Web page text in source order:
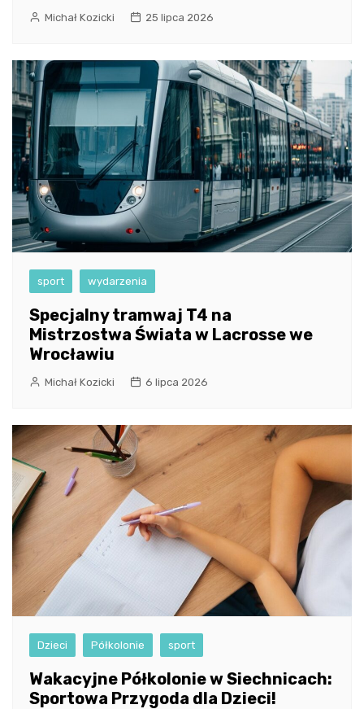
Michał Kozicki 25 lipca 2026
sport wydarzenia
Specjalny tramwaj T4 na
Mistrzostwa Świata w Lacrosse we
Wrocławiu
Michał Kozicki 6 lipca 2026
Dzieci Półkolonie sport
Wakacyjne Półkolonie w Siechnicach:
Sportowa Przygoda dla Dzieci!